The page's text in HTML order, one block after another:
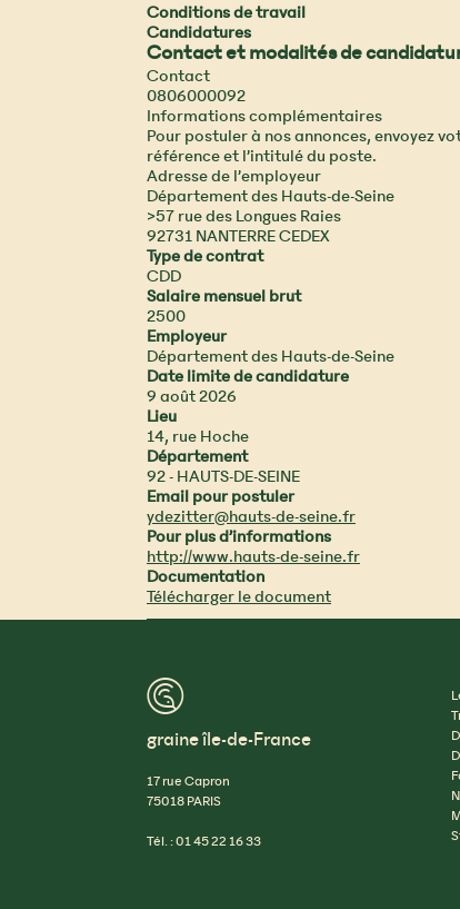
Conditions de travail
Candidatures
Contact et modalités de
Contact
0806000092
Informations complémentaires
Pour postuler à nos annonces, envoyez
référence et l’intitulé du poste.
Adresse de l’employeur
Département des Hauts-de-Seine
>57 rue des Longues Raies
92731 NANTERRE CEDEX
Type de contrat
CDD
Salaire mensuel brut
2500
Employeur
Département des Hauts-de-Seine
Date limite de candidature
9 août 2026
Lieu
14, rue Hoche
Département
92 - HAUTS-DE-SEINE
Email pour postuler
ydezitter@hauts-de-seine.fr
Pour plus d’informations
http://www.hauts-de-seine.fr
Documentation
Télécharger le document
™
graine île-de-France
17 rue Capron
75018 PARIS
Tél. : 01 45 22 16 33